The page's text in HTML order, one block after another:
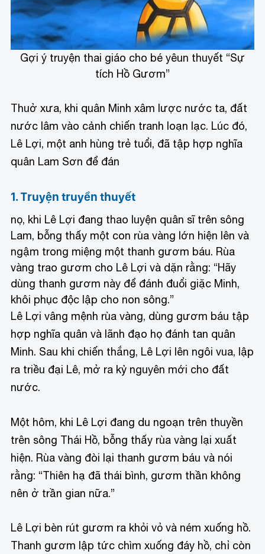
Gợi ý truyện thai giáo cho bé yêun thuyết “Sự
tích Hồ Gươm”
Thuở xưa, khi quân Minh xâm lược nước ta, đất
nước lâm vào cảnh chiến tranh loạn lạc. Lúc đó,
Lê Lợi, một anh hùng trẻ tuổi, đã tập hợp nghĩa
quân Lam Sơn để đán
1. Truyện truyền thuyết
nọ, khi Lê Lợi đang thao luyện quân sĩ trên sông
Lam, bỗng thấy một con rùa vàng lớn hiện lên và
ngậm trong miệng một thanh gươm báu. Rùa
vàng trao gươm cho Lê Lợi và dặn rằng: “Hãy
dùng thanh gươm này để đánh đuổi giặc Minh,
khôi phục độc lập cho non sông.”
Lê Lợi vâng mệnh rùa vàng, dùng gươm báu tập
hợp nghĩa quân và lãnh đạo họ đánh tan quân
Minh. Sau khi chiến thắng, Lê Lợi lên ngôi vua, lập
ra triều đại Lê, mở ra kỷ nguyên mới cho đất
nước.
Một hôm, khi Lê Lợi đang du ngoạn trên thuyền
trên sông Thái Hồ, bỗng thấy rùa vàng lại xuất
hiện. Rùa vàng đòi lại thanh gươm báu và nói
rằng: “Thiên hạ đã thái bình, gươm thần không
nên ở trần gian nữa.”
Lê Lợi bèn rút gươm ra khỏi vỏ và ném xuống hồ.
Thanh gươm lập tức chìm xuống đáy hồ, chỉ còn